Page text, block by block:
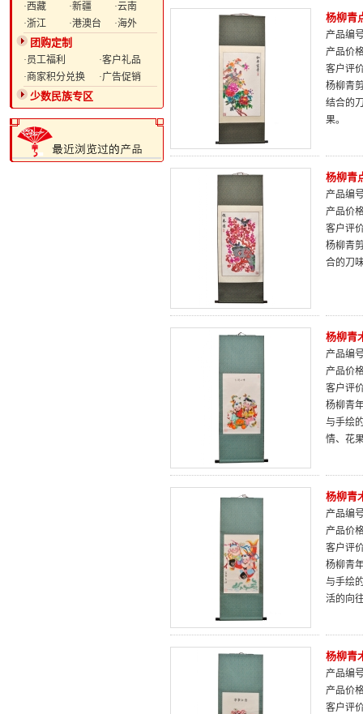
·西藏
·新疆
·云南
·浙江
·港澳台 ·海外
团购定制
·员工福利
·客户礼品
·商家积分兑换
·广告促销
少数民族专区
杨柳青
产品编
产品价
客户评
杨柳青
结合的
果。
杨柳青
产品编
产品价
客户评
杨柳青
合的刀
杨柳青
产品编
产品价
客户评
杨柳青
与手绘
情、花
杨柳青
产品编
产品价
客户评
杨柳青
与手绘
活的向
杨柳青
产品编
产品价
客户评